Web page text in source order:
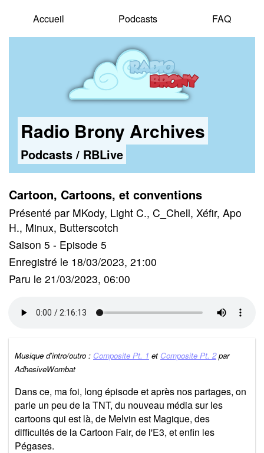
Accueil Podcasts FAQ
Radio Brony Archives
Podcasts/ RBLive
Cartoon, Cartoons, et conventions
Présenté par MKody, Light C., C_Chell, Xéfir, Apo
H., Minux, Butterscotch
Saison 5 - Episode 5
Enregistré le 18/03/2023, 21:00
Paru le 21/03/2023, 06:00
Musique d'intro/outro : Composite Pt. 1 et Composite Pt. 2par
AdhesiveWombat
Dans ce, ma foi, long épisode et après nos partages, on
parle un peu de la TNT, du nouveau média sur les
cartoons qui est là, de Melvin est Magique, des
difficultés de la Cartoon Fair, de l'E3, et enfin les
Pégases.